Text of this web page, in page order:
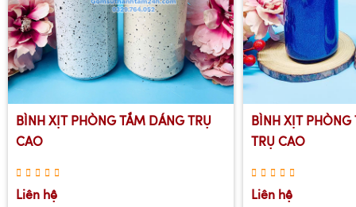
BÌNH XỊT PHÒNG TẮM DÁNG TRỤ
CAO
Liên hệ
BÌNH XỊT PHÒNG
TRỤ CAO
Liên hệ